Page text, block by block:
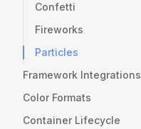
Confetti
Fireworks
Particles
Framework Integrations
Color Formats
Container Lifecycle